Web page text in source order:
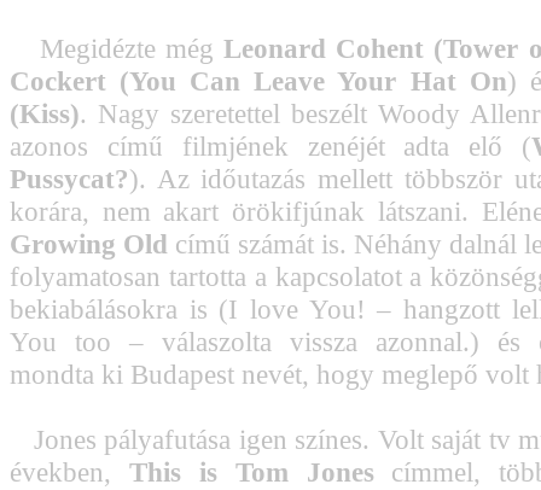
Megidézte még Leonard Cohent (Tower
Cockert (You Can Leave Your Hat On)
(Kiss). Nagy szeretettel beszélt Woody
azonos című filmjének zenéjét adta elő (
Pussycat?). Az időutazás mellett többször
korára, nem akart örökifjúnak látszani.
Growing Old című számát is. Néhány dalnál
folyamatosan tartotta a kapcsolatot a
bekiabálásokra is (I love You! – hangzott
You too – válaszolta vissza azonnal.) és
mondta ki Budapest nevét, hogy meglepő volt
Jones pályafutása igen színes. Volt saját tv
években, This is Tom Jones címmel,